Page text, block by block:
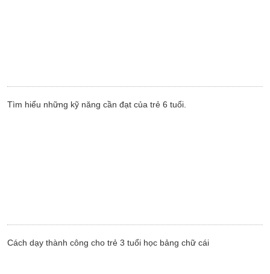
Tìm hiểu những kỹ năng cần đạt của trẻ 6 tuổi.
Cách dạy thành công cho trẻ 3 tuổi học bảng chữ cái